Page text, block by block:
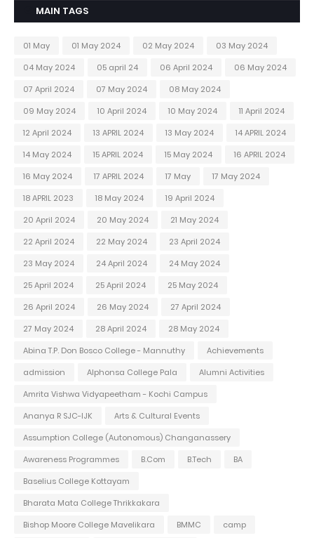
MAIN TAGS
01 May 01 May 2024 02 May 2024
03 May 2024
04 May 2024
05 april 24 06 April 2024
06 May 2024
07 April 2024
07 May 2024
08 May 2024
09 May 2024
10 April 2024 10 May 2024
11 April 2024
12 April 2024
13 APRIL 2024 13 May 2024
14 APRIL 2024
14 May 2024
15 APRIL 2024 15 May 2024
16 APRIL 2024
16 May 2024
17 APRIL 2024 17 May
17 May 2024
18 APRIL 2023
18 May 2024
19 April 2024
20 April 2024
20 May 2024
21 May 2024
22 April 2024
22 May 2024
23 April 2024
23 May 2024
24 April 2024
24 May 2024
25 April 2024
25 April 2024
25 May 2024
26 April 2024
26 May 2024
27 April 2024
27 May 2024
28 April 2024
28 May 2024
Abina T.P. Don Bosco College - Mannuthy
Achievements
admission
Alphonsa College Pala
Alumni Activities
Amrita Vishwa Vidyapeetham - Kochi Campus
Ananya R SJC-IJK
Arts & Cultural Events
Assumption College (Autonomous) Changanassery
Awareness Programmes
B.Com B.Tech
BA
Baselius College Kottayam
Bharata Mata College Thrikkakara
Bishop Moore College Mavelikara
BMMC
camp